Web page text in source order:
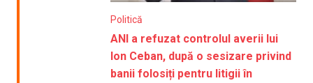
Politică
ANI a refuzat controlul averii lui
Ion Ceban, după o sesizare privind
banii folosiți pentru litigii în